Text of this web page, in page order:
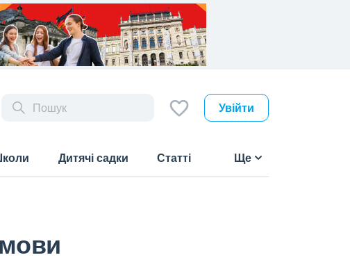
Увійти
Дитячі садки Статті Ще